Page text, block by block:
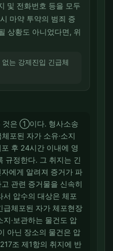
및 전화번호 등을 모두
마약 투약의 범죄 증
상황도 아니었다면, 위
는 강제진입 긴급체
은 ①이다. 형사소송
포된 자가 소유·소지
후 24시간 이내에 영
규정한다. 그 취지는 긴
에게 알려져 증거가 파
관련 증거물을 신속히
서 압수의 대상은 체포
급체포된 자가 체포현장
지·보관하는 물건도 압
아닌 장소의 물건은 압
조 제1항의 취지에 반